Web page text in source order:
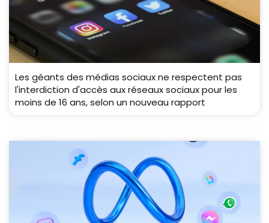
Les géants des médias sociaux ne respectent pas
l'interdiction d'accès aux réseaux sociaux pour les
moins de 16 ans, selon un nouveau rapport